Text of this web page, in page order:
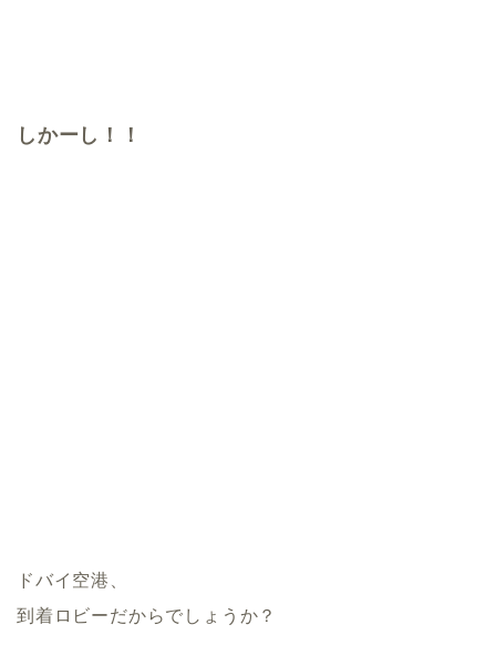
しかーし！！
ドバイ空港、
到着ロビーだからでしょうか？